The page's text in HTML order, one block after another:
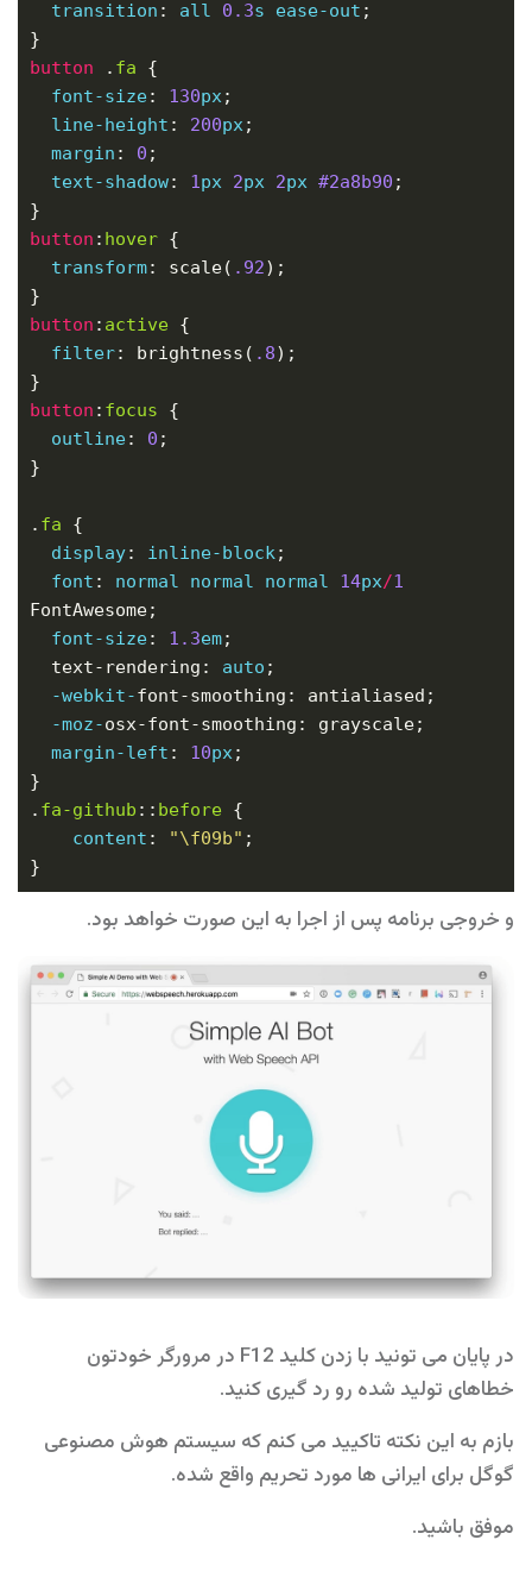
transition : all 0.3s ease-out
button . fa
font-size: 130px
line-height : 200px
margin : 0
text-shadow: 1px 2px 2px #2a8b90
button : hover
transform: scale( .92
button : active
filter: brightness( .8
button : focus
outline: 0
. fa
display: inline-block
font : normal normal normal 14px/1
font-size: 1.3em
  text-rendering:
auto
-webkit-
-moz-
margin-left : 10px
. fa-github :: before
content : "\f09b"
و خروجی برنامه پس از اجرا به این صورت خواهد بود.
در پایان می تونید با زدن کلید F12 در مرورگر خودتون
خطاهای تولید شده رو رد گیری کنید.
بازم به این نکته تاکیید می کنم که سیستم هوش مصنوعی
گوگل برای ایرانی ها مورد تحریم واقع شده.
موفق باشید.